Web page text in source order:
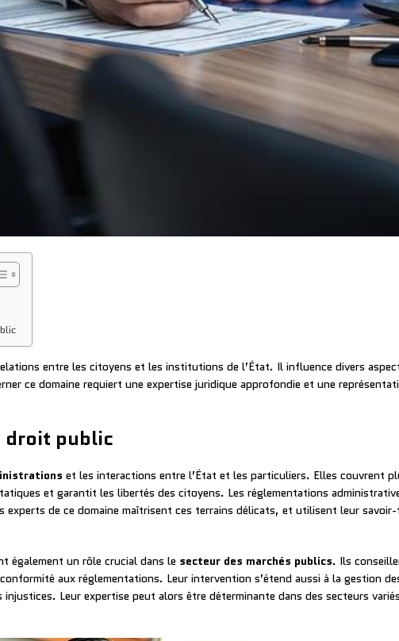
entre les citoyens et les institutions de l’État. Il influence divers
ce domaine requiert une expertise juridique approfondie et une
droit public
et les interactions entre l’État et les particuliers. Elles couvrent
et garantit les libertés des citoyens. Les réglementations
experts de ce domaine maîtrisent ces terrains délicats, et utilisent leur
également un rôle crucial dans le secteur des marchés publics. Ils
aux réglementations. Leur intervention s’étend aussi à la gestion
Leur expertise peut alors être déterminante dans des secteurs